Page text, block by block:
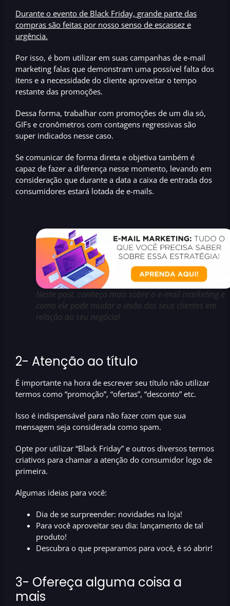
Durante o evento de Black Friday, grande parte das
compras são feitas por nosso senso de escassez e
urgência.
Por isso, é bom utilizar em suas campanhas de e-mail
marketing falas que demonstram uma possível falta dos
itens e a necessidade do cliente aproveitar o tempo
restante das promoções.
Dessa forma, trabalhar com promoções de um dia só,
GIFs e cronômetros com contagens regressivas são
super indicados nesse caso.
Se comunicar de forma direta e objetiva também é
capaz de fazer a diferença nesse momento, levando em
consideração que durante a data a caixa de entrada dos
consumidores estará lotada de e-mails.
Neste post, conheça mais sobre o e-mail marketing e
como ele pode mudar a visão dos seus clientes em
relação ao seu negócio!
2- Atenção ao título
É importante na hora de escrever seu título não utilizar
termos como “promoção”, “ofertas”, “desconto” etc.
Isso é indispensável para não fazer com que sua
mensagem seja considerada como spam.
Opte por utilizar “Black Friday” e outros diversos termos
criativos para chamar a atenção do consumidor logo de
primeira.
Algumas ideias para você:
Dia de se surpreender: novidades na loja!
Para você aproveitar seu dia: lançamento de tal
produto!
Descubra o que preparamos para você, é só abrir!
3- Ofereça alguma coisa a
mais